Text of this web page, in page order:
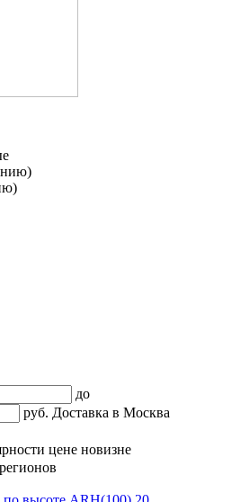
до
руб. Доставка в Москва
цене новизне